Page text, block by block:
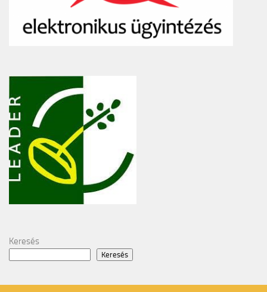
Keresés
Keresés